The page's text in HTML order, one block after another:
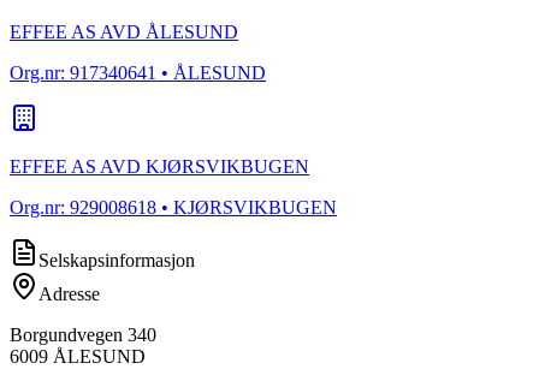
EFFEE AS AVD ÅLESUND
Org.nr: 917340641 • ÅLESUND
EFFEE AS AVD KJØRSVIKBUGEN
Org.nr: 929008618 • KJØRSVIKBUGEN
Selskapsinformasjon
Adresse
Borgundvegen 340
6009 ÅLESUND